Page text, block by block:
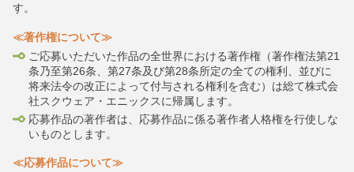
す。
≪著作権について≫
ご応募いただいた作品の全世界における著作権（著作権法第21
条乃至第26条、第27条及び第28条所定の全ての権利、並びに
将来法令の改正によって付与される権利を含む）は総て株式会
社スクウェア・エニックスに帰属します。
応募作品の著作者は、応募作品に係る著作者人格権を行使しな
いものとします。
≪応募作品について≫